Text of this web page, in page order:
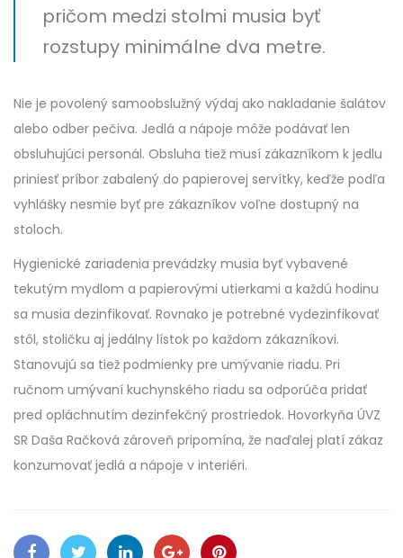
pričom medzi stolmi musia byť
rozstupy minimálne dva metre.
Nie je povolený samoobslužný výdaj ako nakladanie šalátov
alebo odber pečiva. Jedlá a nápoje môže podávať len
obsluhujúci personál. Obsluha tiež musí zákazníkom k jedlu
priniesť príbor zabalený do papierovej servítky, keďže podľa
vyhlášky nesmie byť pre zákazníkov voľne dostupný na
stoloch.
Hygienické zariadenia prevádzky musia byť vybavené
tekutým mydlom a papierovými utierkami a každú hodinu
sa musia dezinfikovať. Rovnako je potrebné vydezinfikovať
stôl, stoličku aj jedálny lístok po každom zákazníkovi.
Stanovujú sa tiež podmienky pre umývanie riadu. Pri
ručnom umývaní kuchynského riadu sa odporúča pridať
pred opláchnutím dezinfekčný prostriedok. Hovorkyňa ÚVZ
SR Daša Račková zároveň pripomína, že naďalej platí zákaz
konzumovať jedlá a nápoje v interiéri.